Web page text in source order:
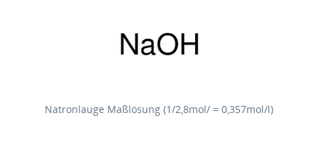
Natronlauge Maßlösung (1/2,8mol/ = 0,357mol/l)